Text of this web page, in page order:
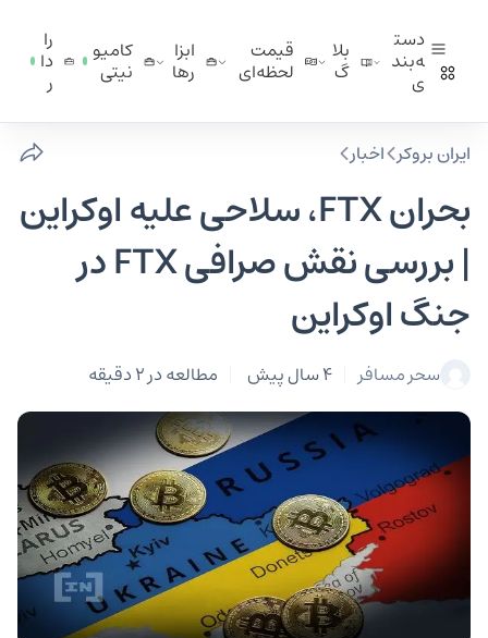
دست
ه‌بند
ی
بلا
گ
قیمت
لحظه‌ای
ابزا
ر‌ها
کامیو
نیتی
را
دا
ر
ایران بروکر اخبار
بحران FTX، سلاحی علیه اوکراین
| بررسی نقش صرافی FTX در
جنگ اوکراین
سحر مسافر 4 سال پیش مطالعه در 2 دقیقه